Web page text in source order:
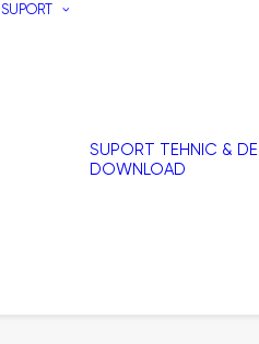
SUPORT
SUPORT TEHNIC & DE
DOWNLOAD